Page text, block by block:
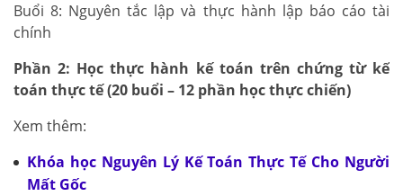
Buổi 8: Nguyên tắc lập và thực hành lập báo cáo tài
chính
Phần 2: Học thực hành kế toán trên chứng từ kế
toán thực tế (20 buổi – 12 phần học thực chiến)
Xem thêm:
Khóa học Nguyên Lý Kế Toán Thực Tế Cho Người
Mất Gốc